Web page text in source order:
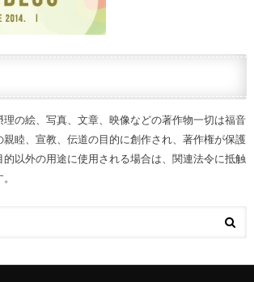
の絵、写真、文章、映像などの著作物一切は福音
睦、宣教、伝道の目的に創作され、著作権が保護
以外の用途に使用される場合は、関連法令に抵触